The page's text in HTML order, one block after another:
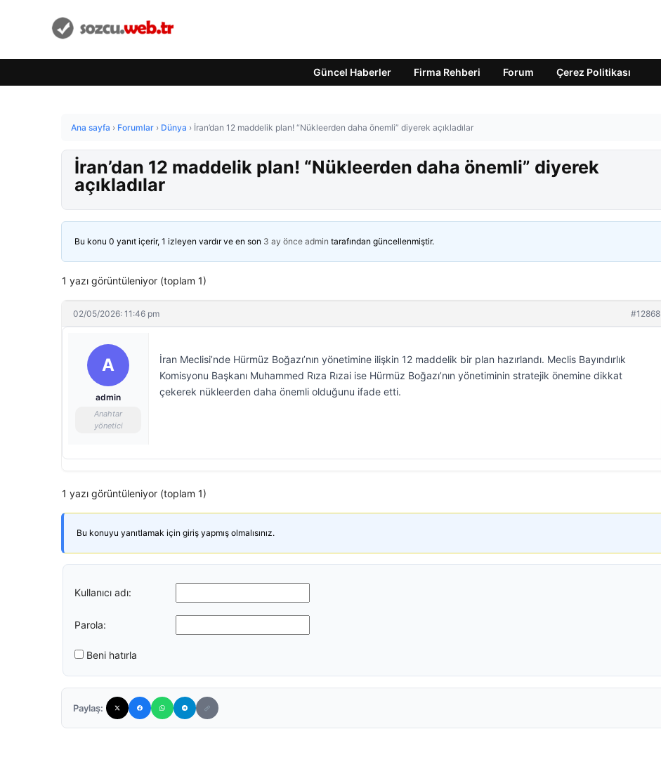
Güncel Haberler Firma Rehberi Forum Çerez Politikası
Ana sayfa › Forumlar › Dünya › İran’dan 12 maddelik plan! “Nükleerden daha önemli” diyerek açıkladılar
İran’dan 12 maddelik plan! “Nükleerden daha önemli” diyerek
açıkladılar
Bu konu 0 yanıt içerir, 1 izleyen vardır ve en son 3 ay önce admin tarafından güncellenmiştir.
1 yazı görüntüleniyor (toplam 1)
02/05/2026: 11:46 pm #12868
A
admin
Anahtar
yönetici
İran Meclisi’nde Hürmüz Boğazı’nın yönetimine ilişkin 12 maddelik bir plan hazırlandı. Meclis Bayındırlık
Komisyonu Başkanı Muhammed Rıza Rızai ise Hürmüz Boğazı’nın yönetiminin stratejik önemine dikkat
çekerek nükleerden daha önemli olduğunu ifade etti.
1 yazı görüntüleniyor (toplam 1)
Bu konuyu yanıtlamak için giriş yapmış olmalısınız.
Kullanıcı adı:
Parola:
Beni hatırla
Paylaş: